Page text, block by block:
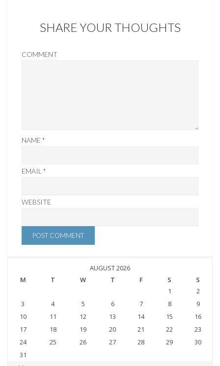
SHARE YOUR THOUGHTS
COMMENT
NAME *
EMAIL *
WEBSITE
AUGUST 2026
M
T W T F S S
1
2
3
4 5 6 7 8
9
10
11 12 13 14 15
16
17
18 19 20 21 22
23
24
25 26 27 28 29
30
31